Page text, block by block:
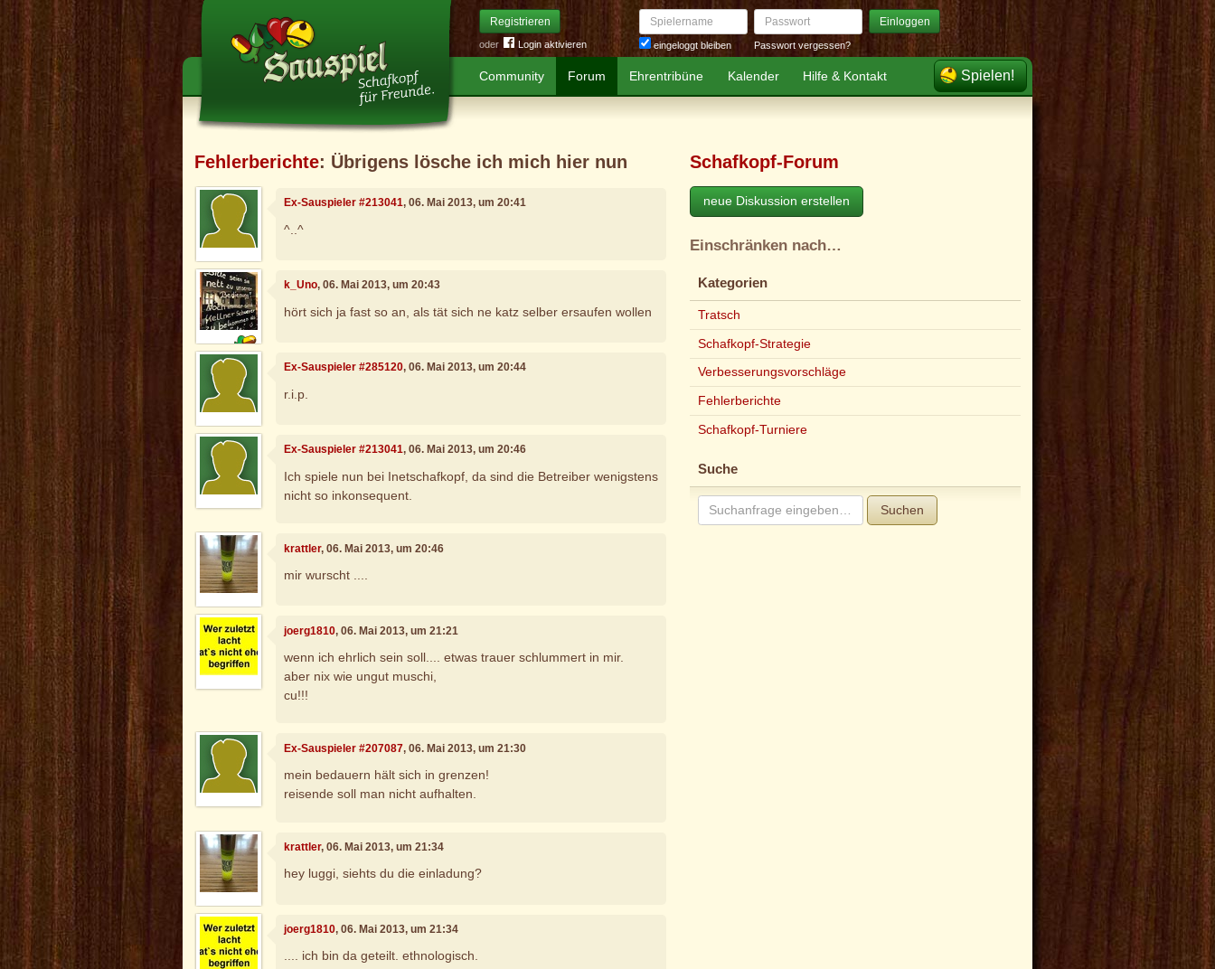
Registrieren
oder Login aktivieren
Spielername
eingeloggt bleiben
Passwort Einloggen
Passwort vergessen?
Community Forum Ehrentribüne Kalender Hilfe & Kontakt Spielen!
Fehlerberichte: Übrigens lösche ich mich hier nun
Ex-Sauspieler #213041, 06. Mai 2013, um 20:41
^..^
k_Uno, 06. Mai 2013, um 20:43
hört sich ja fast so an, als tät sich ne katz selber ersaufen wollen
Ex-Sauspieler #285120, 06. Mai 2013, um 20:44
r.i.p.
Ex-Sauspieler #213041, 06. Mai 2013, um 20:46
Ich spiele nun bei Inetschafkopf, da sind die Betreiber wenigstens
nicht so inkonsequent.
krattler, 06. Mai 2013, um 20:46
mir wurscht ....
joerg1810, 06. Mai 2013, um 21:21
wenn ich ehrlich sein soll.... etwas trauer schlummert in mir.
aber nix wie ungut muschi,
cu!!!
Ex-Sauspieler #207087, 06. Mai 2013, um 21:30
mein bedauern hält sich in grenzen!
reisende soll man nicht aufhalten.
krattler, 06. Mai 2013, um 21:34
hey luggi, siehts du die einladung?
joerg1810, 06. Mai 2013, um 21:34
.... ich bin da geteilt. ethnologisch.
Schafkopf-Forum
neue Diskussion erstellen
Einschränken nach…
Kategorien
Tratsch
Schafkopf-Strategie
Verbesserungsvorschläge
Fehlerberichte
Schafkopf-Turniere
Suche
Suchen